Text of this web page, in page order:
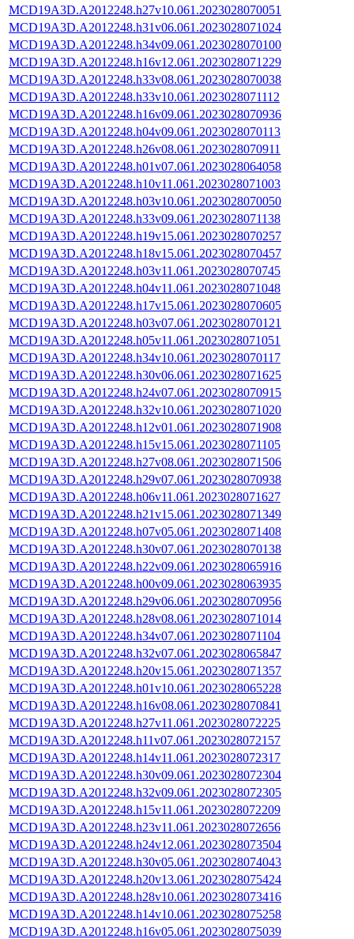
MCD19A3D.A2012248.h27v10.061.2023028070051
MCD19A3D.A2012248.h31v06.061.2023028071024
MCD19A3D.A2012248.h34v09.061.2023028070100
MCD19A3D.A2012248.h16v12.061.2023028071229
MCD19A3D.A2012248.h33v08.061.2023028070038
MCD19A3D.A2012248.h33v10.061.2023028071112
MCD19A3D.A2012248.h16v09.061.2023028070936
MCD19A3D.A2012248.h04v09.061.2023028070113
MCD19A3D.A2012248.h26v08.061.2023028070911
MCD19A3D.A2012248.h01v07.061.2023028064058
MCD19A3D.A2012248.h10v11.061.2023028071003
MCD19A3D.A2012248.h03v10.061.2023028070050
MCD19A3D.A2012248.h33v09.061.2023028071138
MCD19A3D.A2012248.h19v15.061.2023028070257
MCD19A3D.A2012248.h18v15.061.2023028070457
MCD19A3D.A2012248.h03v11.061.2023028070745
MCD19A3D.A2012248.h04v11.061.2023028071048
MCD19A3D.A2012248.h17v15.061.2023028070605
MCD19A3D.A2012248.h03v07.061.2023028070121
MCD19A3D.A2012248.h05v11.061.2023028071051
MCD19A3D.A2012248.h34v10.061.2023028070117
MCD19A3D.A2012248.h30v06.061.2023028071625
MCD19A3D.A2012248.h24v07.061.2023028070915
MCD19A3D.A2012248.h32v10.061.2023028071020
MCD19A3D.A2012248.h12v01.061.2023028071908
MCD19A3D.A2012248.h15v15.061.2023028071105
MCD19A3D.A2012248.h27v08.061.2023028071506
MCD19A3D.A2012248.h29v07.061.2023028070938
MCD19A3D.A2012248.h06v11.061.2023028071627
MCD19A3D.A2012248.h21v15.061.2023028071349
MCD19A3D.A2012248.h07v05.061.2023028071408
MCD19A3D.A2012248.h30v07.061.2023028070138
MCD19A3D.A2012248.h22v09.061.2023028065916
MCD19A3D.A2012248.h00v09.061.2023028063935
MCD19A3D.A2012248.h29v06.061.2023028070956
MCD19A3D.A2012248.h28v08.061.2023028071014
MCD19A3D.A2012248.h34v07.061.2023028071104
MCD19A3D.A2012248.h32v07.061.2023028065847
MCD19A3D.A2012248.h20v15.061.2023028071357
MCD19A3D.A2012248.h01v10.061.2023028065228
MCD19A3D.A2012248.h16v08.061.2023028070841
MCD19A3D.A2012248.h27v11.061.2023028072225
MCD19A3D.A2012248.h11v07.061.2023028072157
MCD19A3D.A2012248.h14v11.061.2023028072317
MCD19A3D.A2012248.h30v09.061.2023028072304
MCD19A3D.A2012248.h32v09.061.2023028072305
MCD19A3D.A2012248.h15v11.061.2023028072209
MCD19A3D.A2012248.h23v11.061.2023028072656
MCD19A3D.A2012248.h24v12.061.2023028073504
MCD19A3D.A2012248.h30v05.061.2023028074043
MCD19A3D.A2012248.h20v13.061.2023028075424
MCD19A3D.A2012248.h28v10.061.2023028073416
MCD19A3D.A2012248.h14v10.061.2023028075258
MCD19A3D.A2012248.h16v05.061.2023028075039